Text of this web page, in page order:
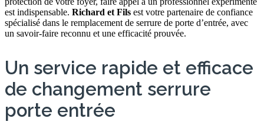
est indispensable. Richard et Fils est votre partenaire de confiance
spécialisé dans le remplacement de serrure de porte d’entrée, avec
un savoir-faire reconnu et une efficacité prouvée.
Un service rapide et efficace
de changement serrure
porte entrée